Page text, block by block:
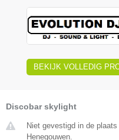
BEKIJK VOLLEDIG
Discobar skylight
Niet gevestigd in de
Henegouwen.